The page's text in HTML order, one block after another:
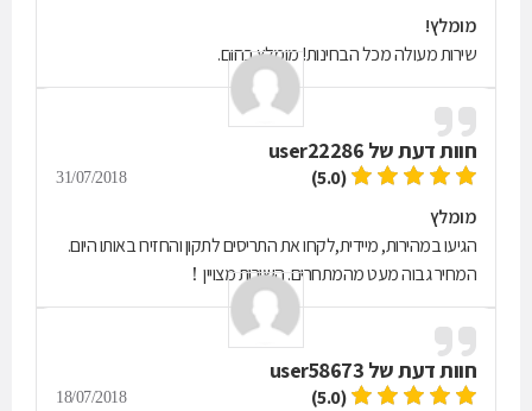
מומלץ!
שירות מעולה מכל הבחינות! מומלץ בחום.
חוות דעת של user22286
(5.0)
31/07/2018
מומלץ
הגיעו במהירות, מיידית,לקחו את התריסים לתקון והחזירו באותו היום.
המחיר גבוה מעט מהמתחרים. השירות מצויין！
חוות דעת של user58673
(5.0)
18/07/2018